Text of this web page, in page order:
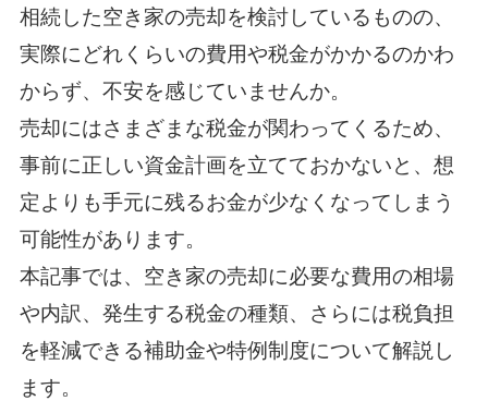
相続した空き家の売却を検討しているものの、
実際にどれくらいの費用や税金がかかるのかわ
からず、不安を感じていませんか。
売却にはさまざまな税金が関わってくるため、
事前に正しい資金計画を立てておかないと、想
定よりも手元に残るお金が少なくなってしまう
可能性があります。
本記事では、空き家の売却に必要な費用の相場
や内訳、発生する税金の種類、さらには税負担
を軽減できる補助金や特例制度について解説し
ます。